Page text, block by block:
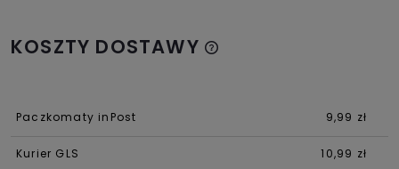
KOSZTY DOSTAWY
Paczkomaty inPost 9,99 zł
Kurier GLS 10,99 zł